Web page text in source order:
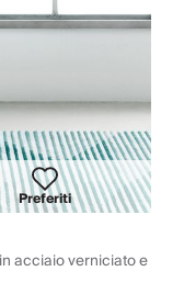
Preferiti
acciaio verniciato e